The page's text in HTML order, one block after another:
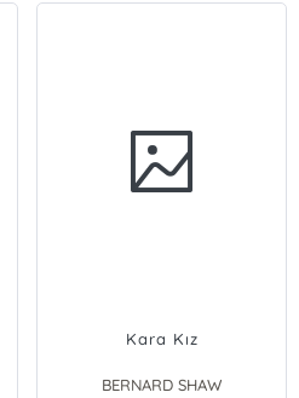
Kara Kız
BERNARD SHAW